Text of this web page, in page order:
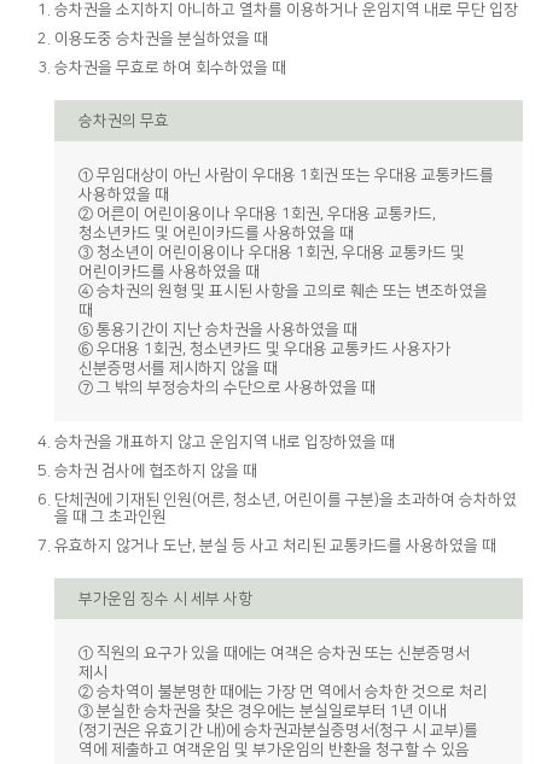
승차권을 소지하지 아니하고 열차를 이용하거나 운임지역 내로 무단 입장
이용도중 승차권을 분실하였을 때
승차권을 무효로 하여 회수하였을 때
승차권의 무효
① 무임대상이 아닌 사람이 우대용 1회권 또는 우대용 교통카드를
사용하였을 때
② 어른이 어린이용이나 우대용 1회권, 우대용 교통카드,
청소년카드 및 어린이카드를 사용하였을 때
③ 청소년이 어린이용이나 우대용 1회권, 우대용 교통카드 및
어린이카드를 사용하였을 때
④ 승차권의 원형 및 표시된 사항을 고의로 훼손 또는 변조하였을
때
⑤ 통용기간이 지난 승차권을 사용하였을 때
⑥ 우대용 1회권, 청소년카드 및 우대용 교통카드 사용자가
신분증명서를 제시하지 않을 때
⑦ 그 밖의 부정승차의 수단으로 사용하였을 때
승차권을 개표하지 않고 운임지역 내로 입장하였을 때
승차권 검사에 협조하지 않을 때
단체권에 기재된 인원(어른, 청소년, 어린이를 구분)을 초과하여 승차하였
을 때 그 초과인원
유효하지 않거나 도난, 분실 등 사고 처리된 교통카드를 사용하였을 때
부가운임 징수 시 세부 사항
① 직원의 요구가 있을 때에는 여객은 승차권 또는 신분증명서
제시
② 승차역이 불분명한 때에는 가장 먼 역에서 승차한 것으로 처리
③ 분실한 승차권을 찾은 경우에는 분실일로부터 1년 이내
(정기권은 유효기간 내)에 승차권과분실증명서(청구 시 교부)를
역에 제출하고 여객운임 및 부가운임의 반환을 청구할 수 있음